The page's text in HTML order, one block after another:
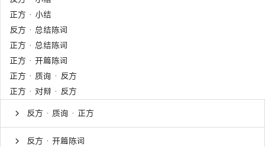
正方 · 小结
反方 · 总结陈词
正方 · 总结陈词
正方 · 开篇陈词
正方 · 质询 · 反方
正方 · 对辩 · 反方
反方 · 质询 · 正方
反方 · 开篇陈词